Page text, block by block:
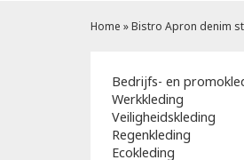
Home »Bistro Apron denim
Bedrijfs- en
Werkkleding
Veiligheidskleding
Regenkleding
Ecokleding